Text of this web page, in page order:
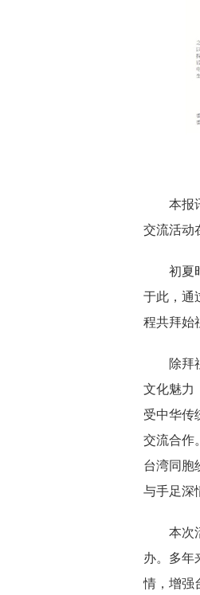
本报讯
交流活动
初夏时
于此，通
程共拜始
除拜祖
文化魅力
受中华传
交流合作
台湾同胞
与手足深
本次活
办。多年
情，增强